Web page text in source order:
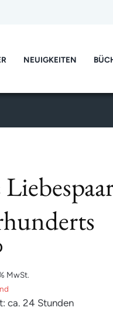
NEUIGKEITEN
MwSt.
ca. 24 Stunden